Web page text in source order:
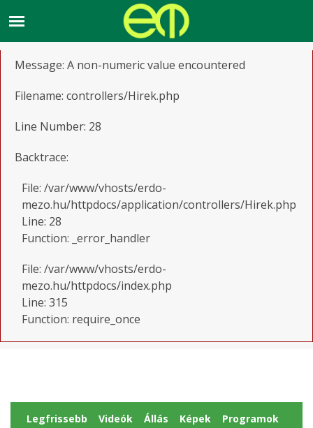
A PHP Error was encountered
Message: A non-numeric value encountered
Filename: controllers/Hirek.php
Line Number: 28
Backtrace:
File: /var/www/vhosts/erdo-
mezo.hu/httpdocs/application/controllers/Hirek.php
Line: 28
Function: _error_handler
File: /var/www/vhosts/erdo-
mezo.hu/httpdocs/index.php
Line: 315
Function: require_once
Legfrissebb Videók Állás Képek
Programok